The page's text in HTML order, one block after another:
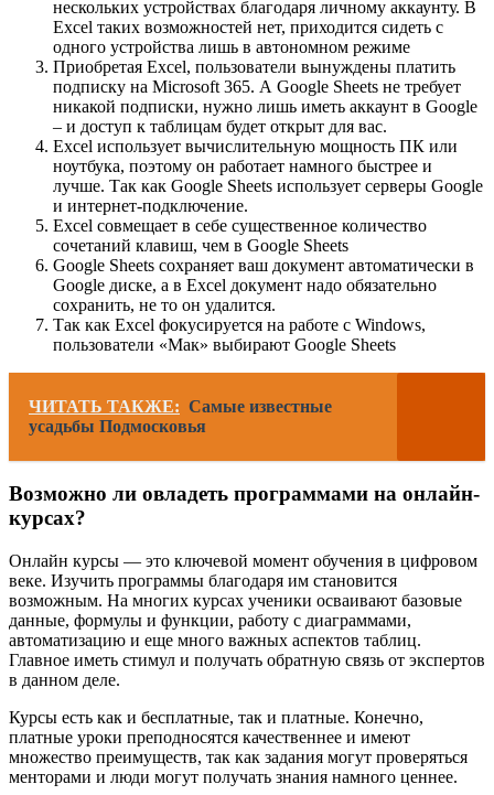
нескольких устройствах благодаря личному аккаунту. В
Excel таких возможностей нет, приходится сидеть с
одного устройства лишь в автономном режиме
Приобретая Excel, пользователи вынуждены платить
подписку на Microsoft 365. А Google Sheets не требует
никакой подписки, нужно лишь иметь аккаунт в Google
– и доступ к таблицам будет открыт для вас.
Excel использует вычислительную мощность ПК или
ноутбука, поэтому он работает намного быстрее и
лучше. Так как Google Sheets использует серверы Google
и интернет-подключение.
Excel совмещает в себе существенное количество
сочетаний клавиш, чем в Google Sheets
Google Sheets сохраняет ваш документ автоматически в
Google диске, а в Excel документ надо обязательно
сохранить, не то он удалится.
Так как Excel фокусируется на работе с Windows,
пользователи «Мак» выбирают Google Sheets
ЧИТАТЬ ТАКЖЕ: Самые известные
усадьбы Подмосковья
Возможно ли овладеть программами на онлайн-
курсах?
Онлайн курсы — это ключевой момент обучения в цифровом
веке. Изучить программы благодаря им становится
возможным. На многих курсах ученики осваивают базовые
данные, формулы и функции, работу с диаграммами,
автоматизацию и еще много важных аспектов таблиц.
Главное иметь стимул и получать обратную связь от экспертов
в данном деле.
Курсы есть как и бесплатные, так и платные. Конечно,
платные уроки преподносятся качественнее и имеют
множество преимуществ, так как задания могут проверяться
менторами и люди могут получать знания намного ценнее.